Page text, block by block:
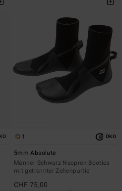
1 ÖKO
5mm Absolute
Männer Schwarz Neopren-Booties
mit getrennter Zehenpartie
CHF 75,00